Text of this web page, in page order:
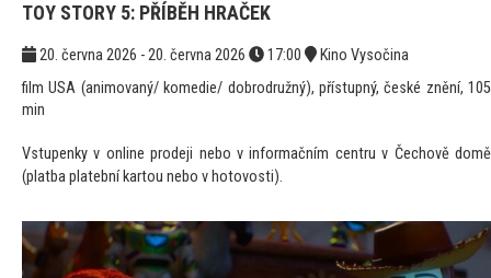
TOY STORY 5: PŘÍBĚH HRAČEK
20. června 2026 - 20. června 2026 17:00
Kino Vysočina
film USA (animovaný/ komedie/ dobrodružný), přístupný, české znění, 105
min
Vstupenky v online prodeji nebo v informačním centru v Čechově domě
(platba platební kartou nebo v hotovosti).